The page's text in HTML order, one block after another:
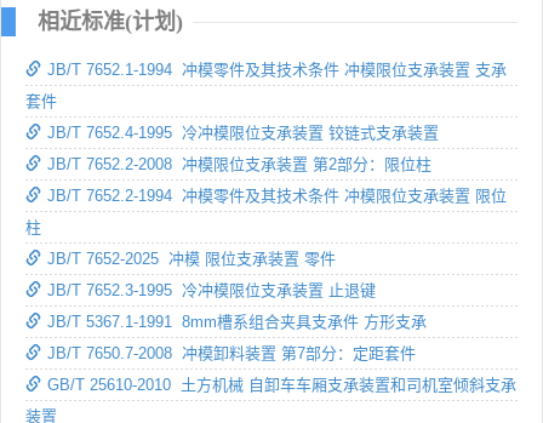
相近标准(计划)
JB/T 7652.1-1994 冲模零件及其技术条件 冲模限位支承装置 支承
套件
JB/T 7652.4-1995 冷冲模限位支承装置 铰链式支承装置
JB/T 7652.2-2008 冲模限位支承装置 第2部分：限位柱
JB/T 7652.2-1994 冲模零件及其技术条件 冲模限位支承装置 限位
柱
JB/T 7652-2025 冲模 限位支承装置 零件
JB/T 7652.3-1995 冷冲模限位支承装置 止退键
JB/T 5367.1-1991 8mm槽系组合夹具支承件 方形支承
JB/T 7650.7-2008 冲模卸料装置 第7部分：定距套件
GB/T 25610-2010 土方机械 自卸车车厢支承装置和司机室倾斜支承
装置